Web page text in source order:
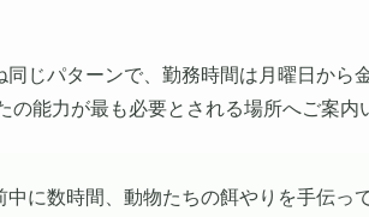
じパターンで、勤務時間は月曜日から
能力が最も必要とされる場所へご案内
に数時間、動物たちの餌やりを手伝っ